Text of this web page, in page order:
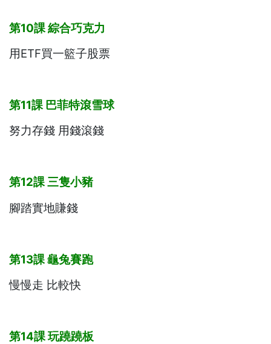
第10課綜合巧克力
用ETF買一籃子股票
第11課巴菲特滾雪球
努力存錢 用錢滾錢
第12課三隻小豬
腳踏實地賺錢
第13課龜兔賽跑
慢慢走 比較快
第14課玩蹺蹺板